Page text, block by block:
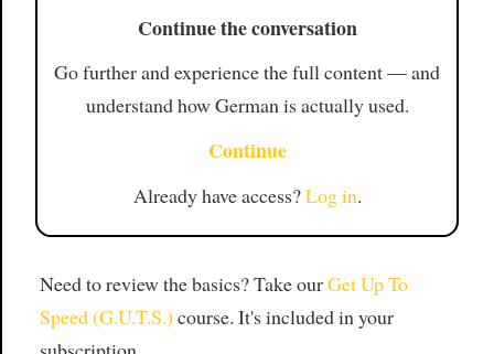
Continue the conversation
Go further and experience the full content — and
understand how German is actually used.
Continue
Already have access?Log in.
Need to review the basics? Take ourGet Up To
Speed (G.U.T.S.) course. It's included in your